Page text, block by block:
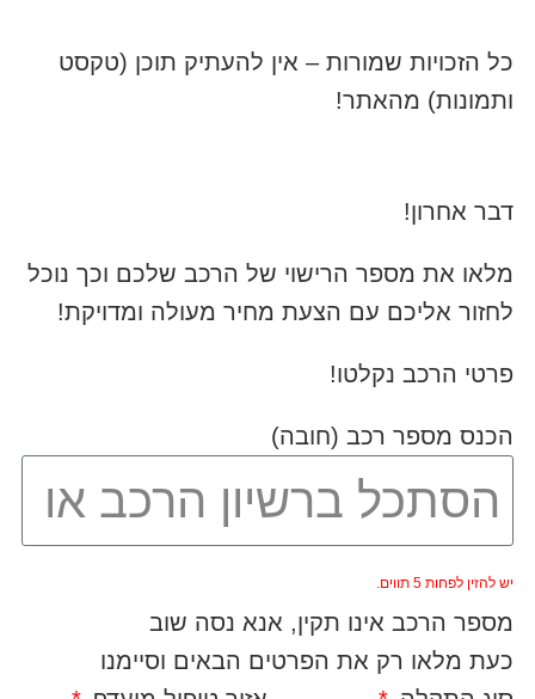
כל הזכויות שמורות – אין להעתיק תוכן (טקסט
ותמונות) מהאתר!
דבר אחרון!
מלאו את מספר הרישוי של הרכב שלכם וכך נוכל
לחזור אליכם עם הצעת מחיר מעולה ומדויקת!
פרטי הרכב נקלטו!
הכנס מספר רכב (חובה)
יש להזין לפחות 5 תווים.
מספר הרכב אינו תקין, אנא נסה שוב
כעת מלאו רק את הפרטים הבאים וסיימנו